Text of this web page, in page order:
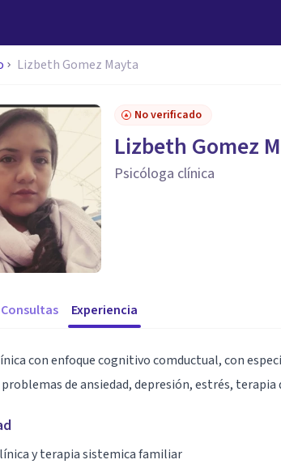
Lizbeth Gomez Mayta
No verificado
Lizbeth Gomez
Psicóloga clínica
Consultas Experiencia
con enfoque cognitivo comductual, con
de ansiedad, depresión, estrés,
y terapia sistemica familiar